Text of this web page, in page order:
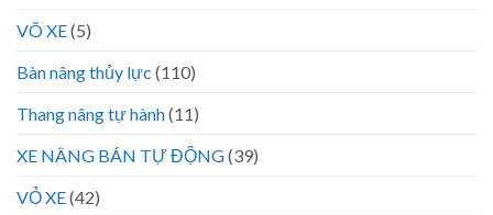
VÕ XE(5)
Bàn nâng thủy lực (110)
Thang nâng tự hành(11)
XE NÂNG BÁN TỰ ĐỘNG(39)
VỎ XE(42)